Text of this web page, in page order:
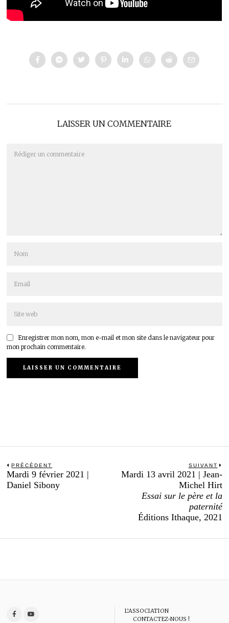
LAISSER UN COMMENTAIRE
Enregistrer mon nom, mon e-mail et mon site dans le navigateur pour
mon prochain commentaire.
Navigation
de
l’article
PRÉCÉDENT
Previous
post:
Mardi 9 février 2021 |
Daniel Sibony
SUIVANT
Mardi 13 avril 2021 | Jean-
Michel Hirt
Essai sur le père et la
paternité
Éditions Ithaque, 2021
L’ASSOCIATION
CONTACTEZ-NOUS !